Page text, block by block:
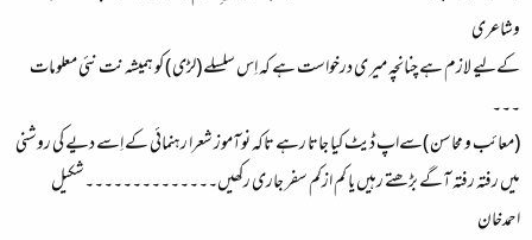
وشاعری
کےلیے لازم ہے چنانچہ میر ی درخواست ہے کہ اِس سلسلے (لڑی ) کو ہمیشہ نت نئی معلومات
۔۔۔
(معائب و محاسن )سےاپ ڈیٹ کیا جاتا رہے تاکہ نوآموز شعرا رہنمائی کے اِسے دیے کی روشنی
میں رفتہ رفتہ آگے بڑھتے رہیں یا کم ازکم سفر جاری رکھیں۔۔۔۔۔۔۔۔۔۔۔۔۔۔شکیل
احمدخان